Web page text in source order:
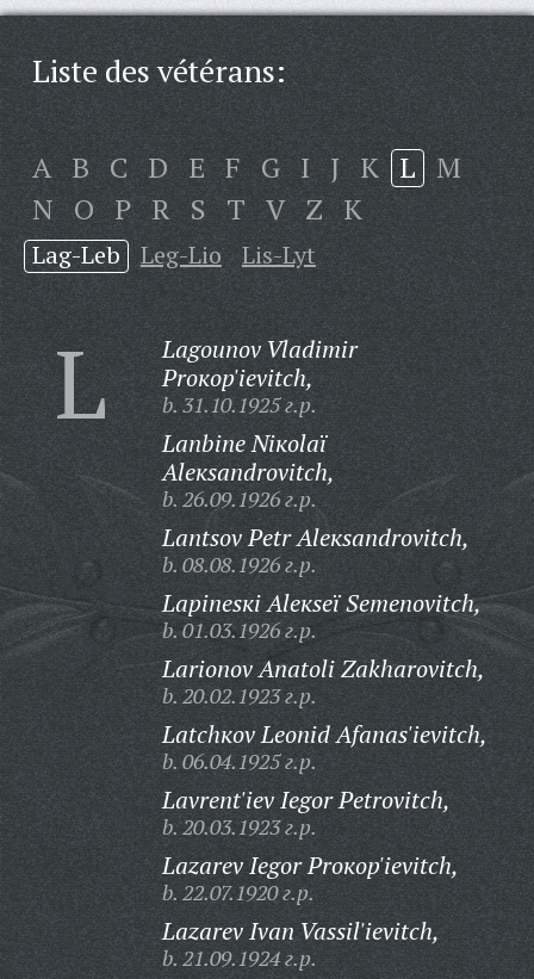
Liste des vétérans:
A B C D E F G I J K L M
N O P R S T V Z К
Lag-Leb Leg-Lio Lis-Lyt
L
Lagounov Vladimir
Proкop'ievitch,
b. 31.10.1925 г.р.
Lanbine Niкolaï
Aleкsandrovitch,
b. 26.09.1926 г.р.
Lantsov Petr Aleкsandrovitch,
b. 08.08.1926 г.р.
Lapinesкi Aleкseï Semenovitch,
b. 01.03.1926 г.р.
Larionov Anatoli Zakharovitch,
b. 20.02.1923 г.р.
Latchкov Leonid Afanas'ievitch,
b. 06.04.1925 г.р.
Lavrent'iev Iegor Petrovitch,
b. 20.03.1923 г.р.
Lazarev Iegor Proкop'ievitch,
b. 22.07.1920 г.р.
Lazarev Ivan Vassil'ievitch,
b. 21.09.1924 г.р.